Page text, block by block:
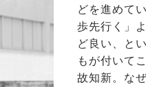
どを進めて
歩先行く」
ど良い、と
もが付いて
故知新。な